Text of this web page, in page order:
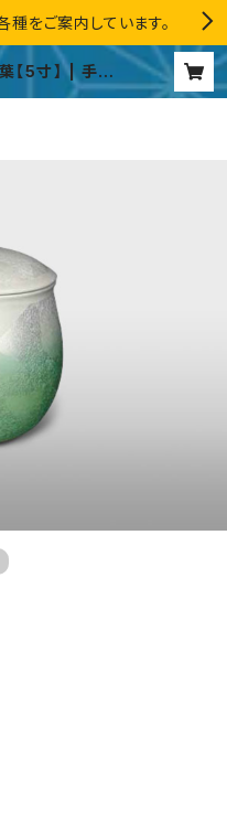
をご案内しています。
5寸】 | 手元
ア GINGA